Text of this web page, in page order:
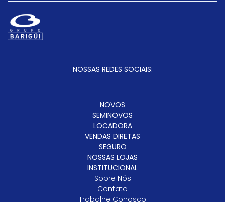
NOSSAS REDES SOCIAIS:
NOVOS
SEMINOVOS
LOCADORA
VENDAS DIRETAS
SEGURO
NOSSAS LOJAS
INSTITUCIONAL
Sobre Nós
Contato
Trabalhe Conosco